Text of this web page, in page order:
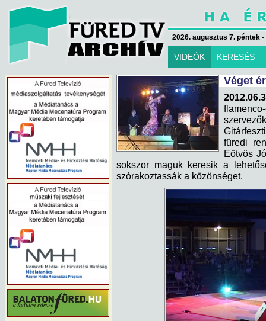
2026. augusztus 7. péntek
VIDEÓK KERESÉS
Véget
füredi
Eötvös
sokszor maguk keresik a
szórakoztassák a közönséget.